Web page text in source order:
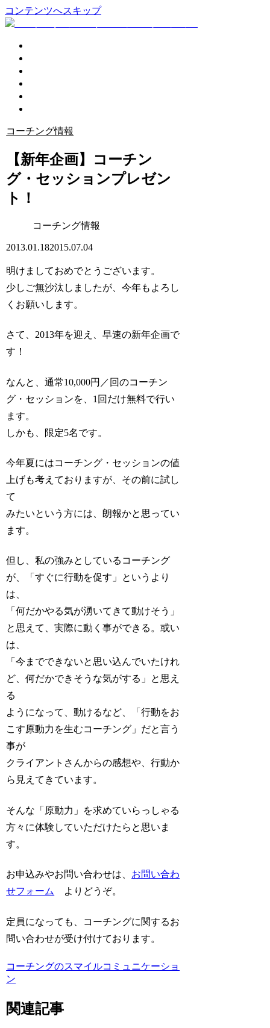
コンテンツへスキップ
コーチング情報
【新年企画】コーチン
グ・セッションプレゼン
ト！
コーチング情報
2013.01.182015.07.04
明けましておめでとうございます。
少しご無沙汰しましたが、今年もよろし
くお願いします。
さて、2013年を迎え、早速の新年企画で
す！
なんと、通常10,000円／回のコーチン
グ・セッションを、1回だけ無料で行い
ます。
しかも、限定5名です。
今年夏にはコーチング・セッションの値
上げも考えておりますが、その前に試し
て
みたいという方には、朗報かと思ってい
ます。
但し、私の強みとしているコーチング
が、「すぐに行動を促す」というより
は、
「何だかやる気が湧いてきて動けそう」
と思えて、実際に動く事ができる。或い
は、
「今までできないと思い込んでいたけれ
ど、何だかできそうな気がする」と思え
る
ようになって、動けるなど、「行動をお
こす原動力を生むコーチング」だと言う
事が
クライアントさんからの感想や、行動か
ら見えてきています。
そんな「原動力」を求めていらっしゃる
方々に体験していただけたらと思いま
す。
お申込みやお問い合わせは、 お問い合わ
せフォーム
よりどうぞ。
定員になっても、コーチングに関するお
問い合わせが受け付けております。
コーチングのスマイルコミュニケーショ
ン
関連記事